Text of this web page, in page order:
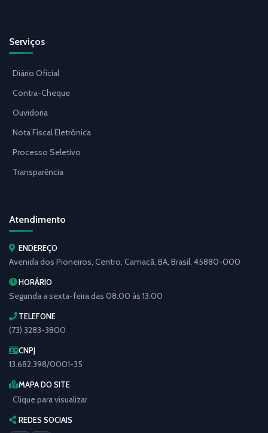
Serviços
Diário Oficial
Contra-Cheque
Ouvidoria
Nota Fiscal Eletrônica
Processo Seletivo
Transparência
Atendimento
ENDEREÇO
Avenida dos Pioneiros, Centro, Camacã, BA, Brasil, 45880-000
HORÁRIO
Segunda a sexta-feira das 08:00 às 13:00
TELEFONE
(73) 3283-3800
CNPJ
13.682.398/0001-35
MAPA DO SITE
Clique para visualizar
REDES SOCIAIS